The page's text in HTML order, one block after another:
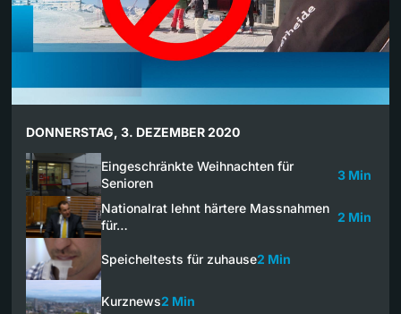
DONNERSTAG, 3. DEZEMBER 2020
Eingeschränkte Weihnachten für
Senioren
3 Min
Nationalrat lehnt härtere Massnahmen
für…
2 Min
Speicheltests für zuhause2 Min
Kurznews2 Min